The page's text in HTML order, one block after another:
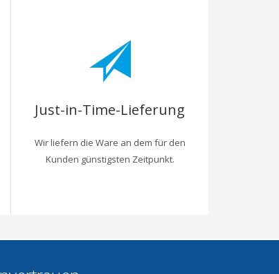
Just-in-Time-Lieferung
Wir liefern die Ware an dem für den
Kunden günstigsten Zeitpunkt.